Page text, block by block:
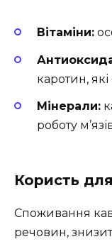
Вітаміни:
каротин,
Мінерали:
роботу
Користь
Споживання
речовин,